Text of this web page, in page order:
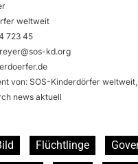
weltweit
723 45
kd.org
von: SOS-Kinderdörfer weltweit,
news aktuell
Flüchtlinge